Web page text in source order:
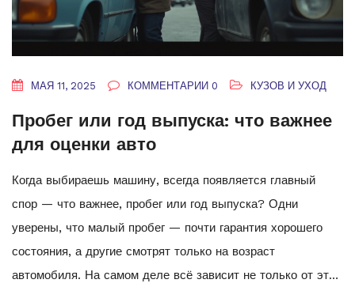
МАЯ 11, 2025 КОММЕНТАРИИ 0 КУЗОВ И УХОД
Пробег или год выпуска: что важнее
для оценки авто
Когда выбираешь машину, всегда появляется главный
спор — что важнее, пробег или год выпуска? Одни
уверены, что малый пробег — почти гарантия хорошего
состояния, а другие смотрят только на возраст
автомобиля. На самом деле всё зависит не только от этих